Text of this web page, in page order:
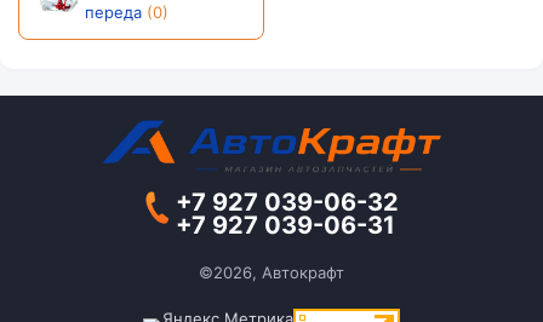
переда (0)
+7 927 039-06-32
+7 927 039-06-31
©2026, Автокрафт